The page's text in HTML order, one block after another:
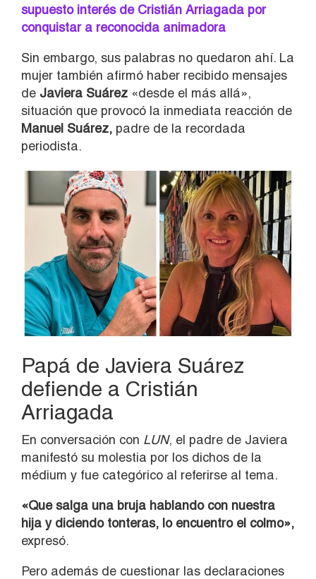
supuesto interés de Cristián Arriagada por
conquistar a reconocida animadora
Sin embargo, sus palabras no quedaron ahí. La
mujer también afirmó haber recibido mensajes
de Javiera Suárez «desde el más allá»,
situación que provocó la inmediata reacción de
Manuel Suárez, padre de la recordada
periodista.
Papá de Javiera Suárez
defiende a Cristián
Arriagada
En conversación con LUN, el padre de Javiera
manifestó su molestia por los dichos de la
médium y fue categórico al referirse al tema.
«Que salga una bruja hablando con nuestra
hija y diciendo tonteras, lo encuentro el colmo»,
expresó.
Pero además de cuestionar las declaraciones